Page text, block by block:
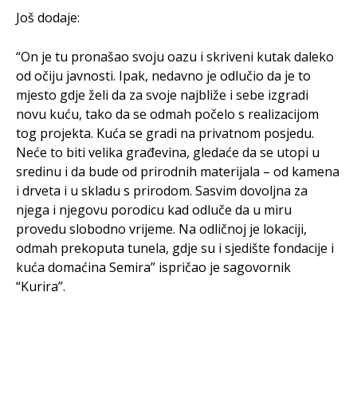
Još dodaje:
“On je tu pronašao svoju oazu i skriveni kutak daleko
od očiju javnosti. Ipak, nedavno je odlučio da je to
mjesto gdje želi da za svoje najbliže i sebe izgradi
novu kuću, tako da se odmah počelo s realizacijom
tog projekta. Kuća se gradi na privatnom posjedu.
Neće to biti velika građevina, gledaće da se utopi u
sredinu i da bude od prirodnih materijala – od kamena
i drveta i u skladu s prirodom. Sasvim dovoljna za
njega i njegovu porodicu kad odluče da u miru
provedu slobodno vrijeme. Na odličnoj je lokaciji,
odmah prekoputa tunela, gdje su i sjedište fondacije i
kuća domaćina Semira” ispričao je sagovornik
“Kurira”.